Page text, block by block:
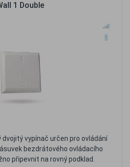
1 Double
vypínač určen pro ovládání
bezdrátového ovládacího
připevnit na rovný podklad.